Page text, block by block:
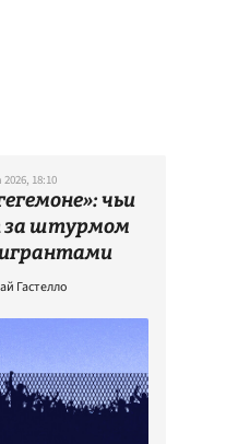
2026, 18:10
чьи
штурмом
Гастелло